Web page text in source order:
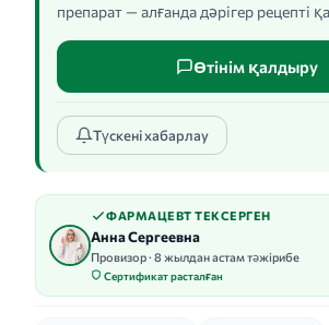
препарат — алғанда дәрігер рецепті
Өтінім қалдыру
Түскені хабарлау
ФАРМАЦЕВТ ТЕКСЕРГЕН
Анна Сергеевна
Провизор · 8 жылдан астам тәжірибе
Сертификат расталған